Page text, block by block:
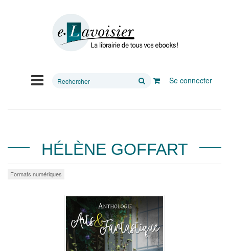
Rechercher
Se connecter
HÉLÈNE GOFFART
Formats numériques